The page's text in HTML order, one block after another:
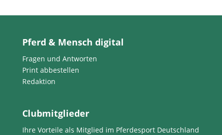
Pferd & Mensch digital
Fragen und Antworten
Print abbestellen
Redaktion
Clubmitglieder
Ihre Vorteile als Mitglied im Pferdesport Deutschland